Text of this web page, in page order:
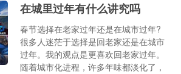
在城里过年有什么讲究吗
春节选择在老家过年还是在城市过年?
很多人迷茫于选择是回老家还是在城市
过年。我的观点是更喜欢回老家过年。
随着城市化进程，许多年味都淡化了，